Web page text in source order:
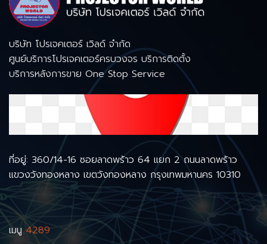
บริษัท โปรเจคเตอร์ เวิลด์ จำกัด
ศูนย์บริการโปรเจคเตอร์ครบวงจร บริการติดตั้ง
บริการหลังการขาย One Stop Service
ที่อยู่: 360/14-16 ซอยลาดพร้าว 64 แยก 2 ถนนลาดพร้าว
แขวงวังทองหลาง เขตวังทองหลาง กรุงเทพมหานคร 10310
เมนู4289